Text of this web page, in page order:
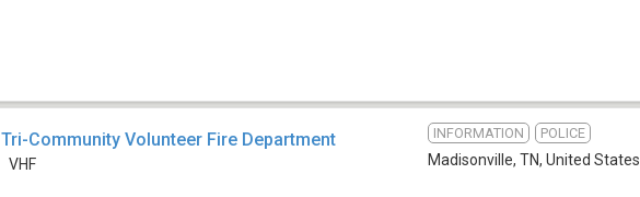
Tri-Community Volunteer Fire Department
VHF
INFORMATION POLICE
Madisonville, TN, United States